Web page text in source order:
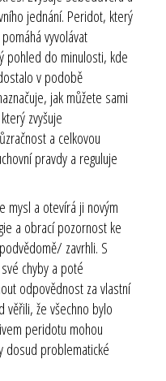
jednání. Peridot, který
vyvolávat
pohled do minulosti, kde
v podobě
jak můžete sami
zvyšuje
a celkovou
pravdy a reguluje
mysl a otevírá ji novým
a obrací pozornost ke
zavrhli. S
chyby a poté
odpovědnost za vlastní
věřili, že všechno bylo
peridotu mohou
dosud problematické